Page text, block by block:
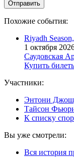
Похожие события:
Riyadh
1 октября
Саудовская
Купить
Участники:
Энтони
Тайсон
К списку
Вы уже смотрели:
Вся история